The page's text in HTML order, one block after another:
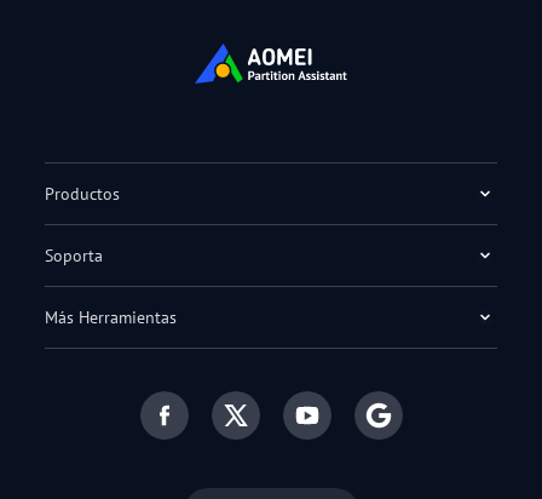
Productos
Soporta
Más Herramientas